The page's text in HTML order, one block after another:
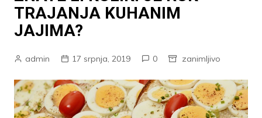
TRAJANJA KUHANIM
JAJIMA?
admin 17 srpnja, 2019 0 zanimljivo